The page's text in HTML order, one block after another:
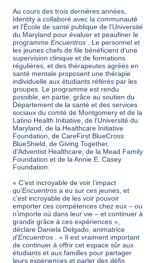
Au cours des trois dernières années,
Identity a collaboré avec la communauté
et l'École de santé publique de l'Université
du Maryland pour évaluer et peaufiner le
programme Encuentros . Le personnel et
les jeunes chefs de file bénéficient d'une
supervision clinique et de formations
régulières, et des thérapeutes agréés en
santé mentale proposent une thérapie
individuelle aux étudiants référés par les
groupes. Le programme est rendu
possible, en partie, grâce au soutien du
Département de la santé et des services
sociaux du comté de Montgomery et de la
Latino Health Initiative, de l'Université du
Maryland, de la Healthcare Initiative
Foundation, de CareFirst BlueCross
BlueShield, de Giving Together,
d'Adventist Healthcare, de la Mead Family
Foundation et de la Annie E. Casey
Foundation.
« C’est incroyable de voir l’impact
qu’Encuentros a eu sur ces jeunes, et
c’est incroyable de les voir pouvoir
emporter ces compétences chez eux – ou
n’importe où dans leur vie – et continuer à
grandir grâce à ces expériences »,
déclare Daniela Delgado, animatrice
d’Encuentros . « Il est vraiment important
de continuer à offrir cet espace sûr aux
étudiants et aux familles pour partager
leurs expériences et parler des défis